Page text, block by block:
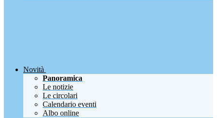
Novità
Panoramica
Le notizie
Le circolari
Calendario eventi
Albo online